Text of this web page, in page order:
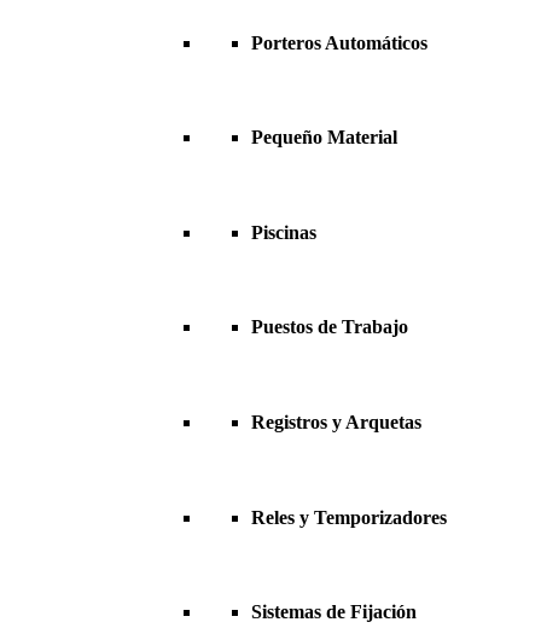
Porteros Automáticos
Pequeño Material
Piscinas
Puestos de Trabajo
Registros y Arquetas
Reles y Temporizadores
Sistemas de Fijación